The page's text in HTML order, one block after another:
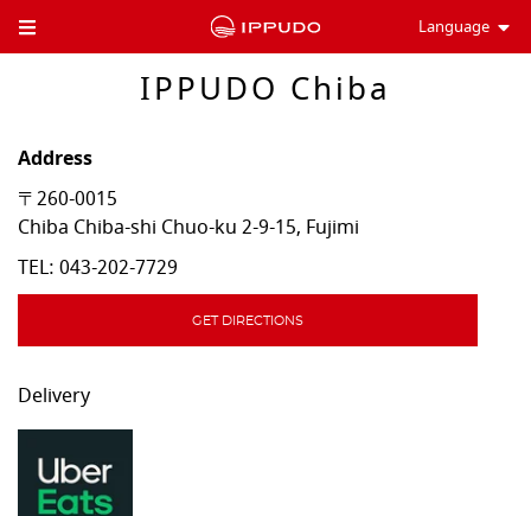
Toggle Header Menu Language
IPPUDO Chiba
Address
〒260-0015
Chiba Chiba-shi Chuo-ku 2-9-15, Fujimi
TEL: 043-202-7729
GET DIRECTIONS
Delivery